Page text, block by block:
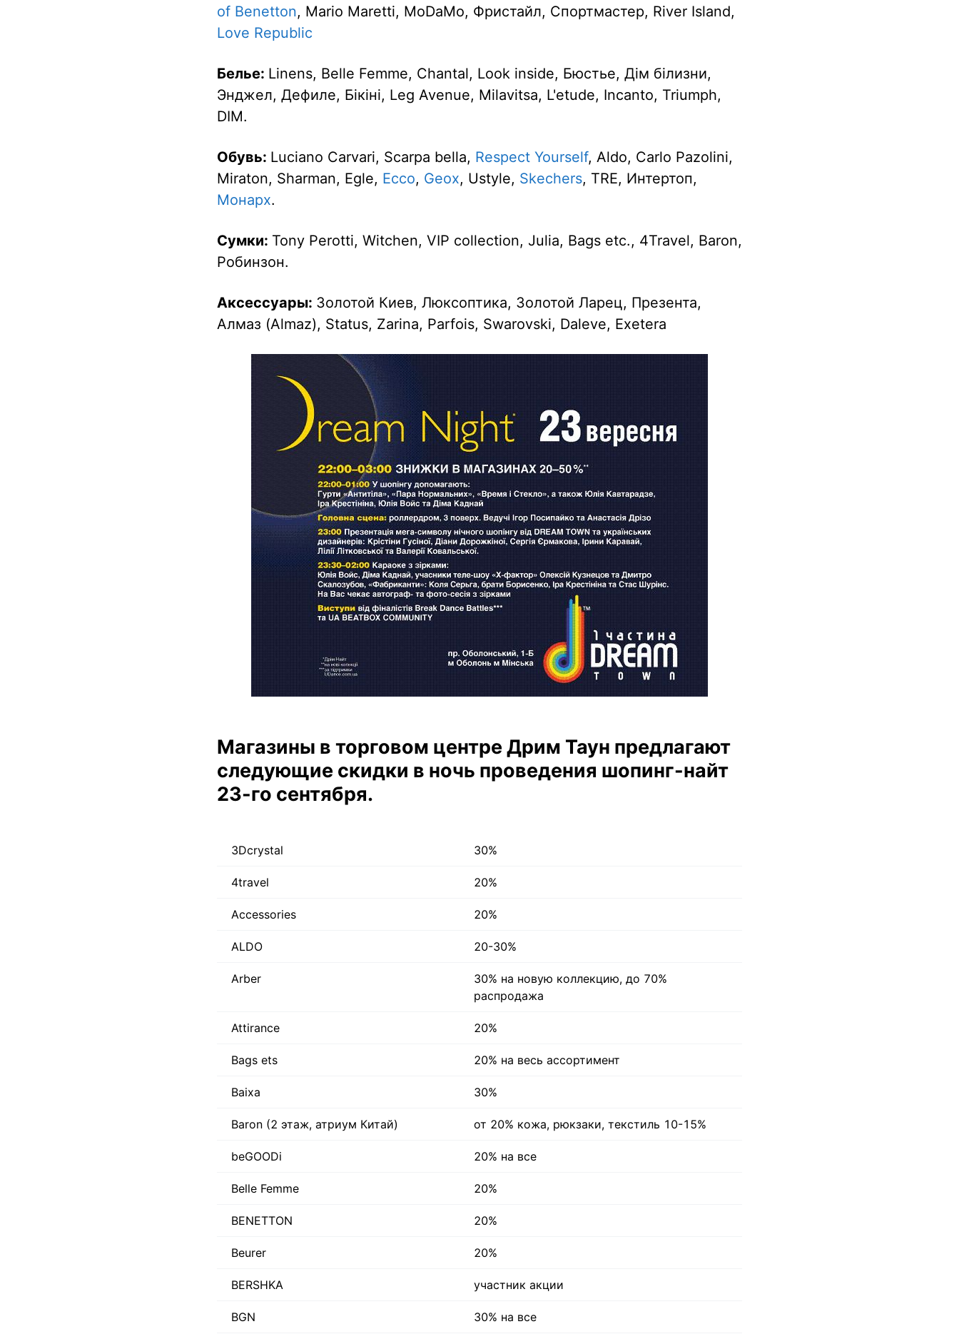
of Benetton, Mario Maretti, MoDaMo, Фристайл, Спортмастер, River Island,
Love Republic
Белье: Linens, Belle Femme, Chantal, Look inside, Бюстье, Дім білизни,
Энджел, Дефиле, Бікіні, Leg Avenue, Milavitsa, L'etude, Incanto, Triumph,
DIM.
Обувь: Luciano Carvari, Scarpa bella, Respect Yourself, Aldo, Carlo Pazolini,
Miraton, Sharman, Egle, Ecco, Geox, Ustyle, Skechers, TRE, Интертоп,
Монарх.
Сумки: Tony Perotti, Witchen, VIP collection, Julia, Bags etc., 4Travel, Baron,
Робинзон.
Аксессуары: Золотой Киев, Люксоптика, Золотой Ларец, Презента,
Алмаз (Almaz), Status, Zarina, Parfois, Swarovski, Daleve, Exetera
Магазины в торговом центре Дрим Таун предлагают
следующие скидки в ночь проведения шопинг-найт
23-го сентября.
3Dcrystal 30%
4travel 20%
Accessories 20%
ALDO 20-30%
Arber
30% на новую коллекцию, до 70%
распродажа
Attirance 20%
Bags ets 20% на весь ассортимент
Baixa 30%
Baron (2 этаж, атриум Китай) от 20% кожа, рюкзаки, текстиль 10-15%
beGOODi 20% на все
Belle Femme 20%
BENETTON 20%
Beurer 20%
BERSHKA участник акции
BGN 30% на все